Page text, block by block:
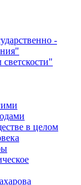
-
в целом